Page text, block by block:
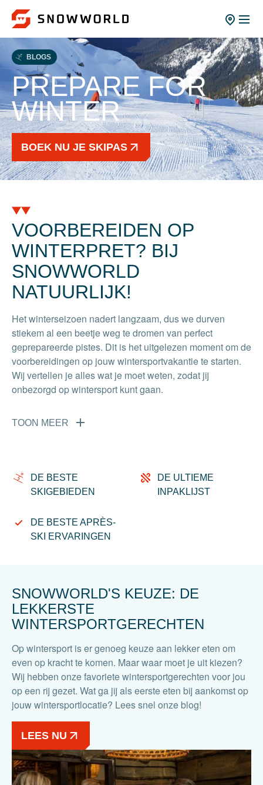
BLOGS
PREPARE FOR
WINTER
BOEK NU JE SKIPAS
VOORBEREIDEN OP
WINTERPRET? BIJ
SNOWWORLD
NATUURLIJK!
Het winterseizoen nadert langzaam, dus we durven
stiekem al een beetje weg te dromen van perfect
geprepareerde pistes. Dit is het uitgelezen moment om de
voorbereidingen op jouw wintersportvakantie te starten.
Wij vertellen je alles wat je moet weten, zodat jij
onbezorgd op wintersport kunt gaan.
TOON MEER
DE BESTE
SKIGEBIEDEN
DE ULTIEME
INPAKLIJST
DE BESTE APRÈS-
SKI ERVARINGEN
SNOWWORLD'S KEUZE: DE
LEKKERSTE
WINTERSPORTGERECHTEN
Op wintersport is er genoeg keuze aan lekker eten om
even op kracht te komen. Maar waar moet je uit kiezen?
Wij hebben onze favoriete wintersportgerechten voor jou
op een rij gezet. Wat ga jij als eerste eten bij aankomst op
jouw wintersportlocatie? Lees snel onze blog!
LEES NU